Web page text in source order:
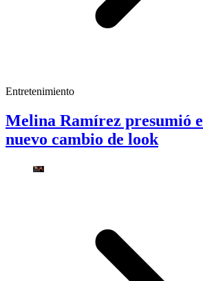
Entretenimiento
Melina Ramírez presumió
nuevo cambio de look